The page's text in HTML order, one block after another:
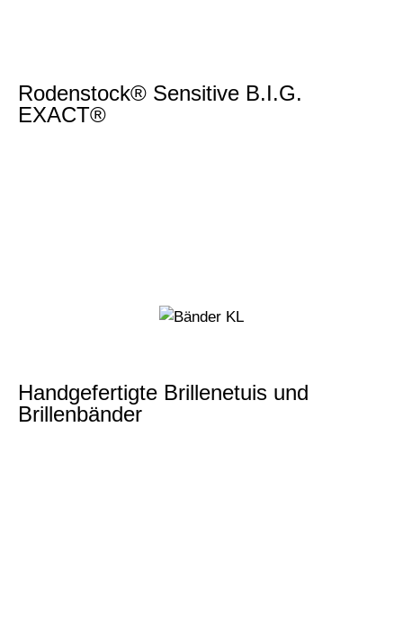
Rodenstock® Sensitive B.I.G.
EXACT®
Handgefertigte Brillenetuis und
Brillenbänder